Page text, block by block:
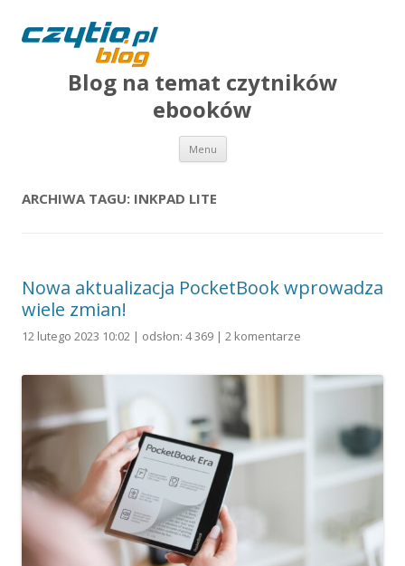
Blog na temat czytników
ebooków
Menu Przejdź do treści
ARCHIWA TAGU: INKPAD LITE
Nowa aktualizacja PocketBook wprowadza
wiele zmian!
12 lutego 2023 10:02 | odsłon: 4 369 | 2 komentarze